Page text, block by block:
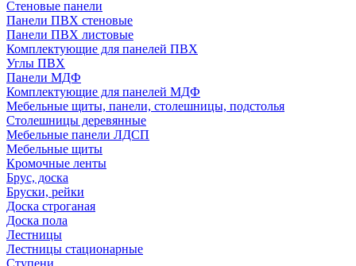
Стеновые панели
Панели ПВХ стеновые
Панели ПВХ листовые
Комплектующие для панелей ПВХ
Углы ПВХ
Панели МДФ
Комплектующие для панелей МДФ
Мебельные щиты, панели, столешницы, подстолья
Столешницы деревянные
Мебельные панели ЛДСП
Мебельные щиты
Кромочные ленты
Брус, доска
Бруски, рейки
Доска строганая
Доска пола
Лестницы
Лестницы стационарные
Ступени